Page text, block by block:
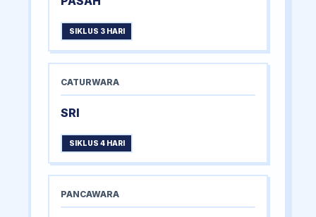
SIKLUS 3 HARI
CATURWARA
SRI
SIKLUS 4 HARI
PANCAWARA